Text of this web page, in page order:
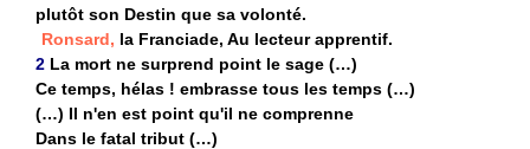
plutôt son Destin que sa volonté.
Ronsard, la Franciade, Au lecteur apprentif.
2 La mort ne surprend point le sage (…)
Ce temps, hélas ! embrasse tous les temps (…)
(…) Il n'en est point qu'il ne comprenne
Dans le fatal tribut (…)